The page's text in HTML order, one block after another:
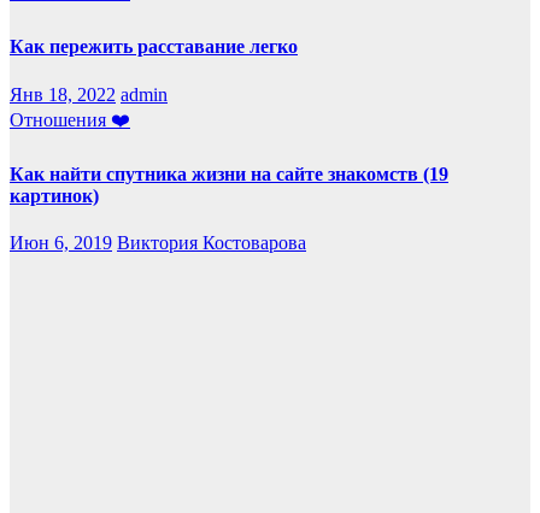
Как пережить расставание легко
Янв 18, 2022 admin
Отношения ❤️
Как найти спутника жизни на сайте знакомств (19
картинок)
Июн 6, 2019 Виктория Костоварова